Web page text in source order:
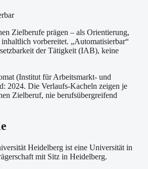
Zielberufe prägen – als Orientierung,
vorbereitet. „Automatisierbar“
der Tätigkeit (IAB), keine
(Institut für Arbeitsmarkt- und
2024. Die Verlaufs-Kacheln zeigen je
Zielberuf, nie berufsübergreifend
Heidelberg ist eine Universität in
mit Sitz in Heidelberg.